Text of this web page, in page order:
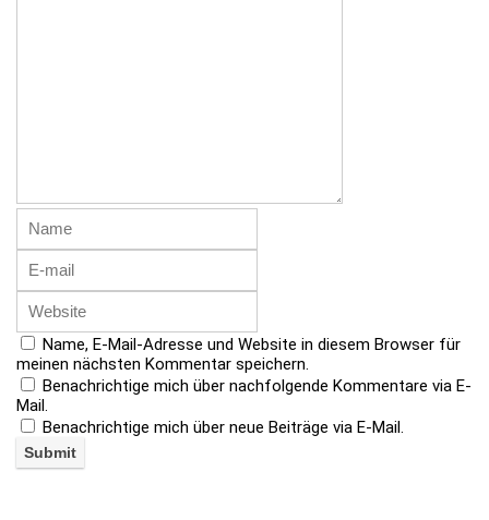
Name, E-Mail-Adresse und Website in diesem Browser für
meinen nächsten Kommentar speichern.
Benachrichtige mich über nachfolgende Kommentare via E-
Mail.
Benachrichtige mich über neue Beiträge via E-Mail.